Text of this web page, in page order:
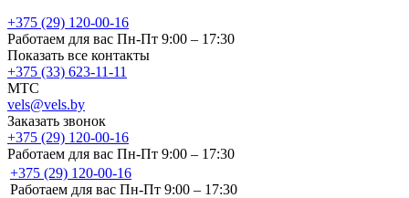
+375 (29) 120-00-16
Работаем для вас Пн-Пт 9:00 – 17:30
Показать все контакты
+375 (33) 623-11-11
MTC
vels@vels.by
Заказать звонок
+375 (29) 120-00-16
Работаем для вас Пн-Пт 9:00 – 17:30
+375 (29) 120-00-16
Работаем для вас Пн-Пт 9:00 – 17:30